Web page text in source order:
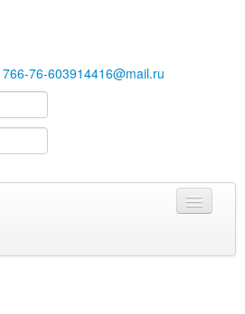
766-76-603914416@mail.ru